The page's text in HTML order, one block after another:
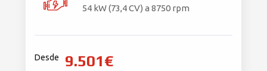
54 kW (73,4 CV) a 8750 rpm
Desde 9.501€